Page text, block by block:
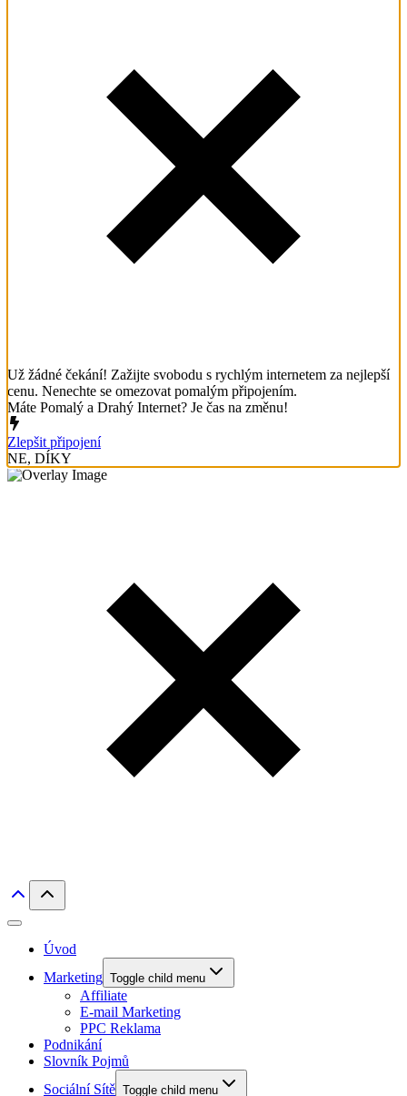
Už žádné čekání! Zažijte svobodu s rychlým internetem za nejlepší
cenu. Nenechte se omezovat pomalým připojením.
Máte Pomalý a Drahý Internet? Je čas na změnu!
Zlepšit připojení
NE, DÍKY
Úvod
Marketing Toggle child menu
Affiliate
E-mail Marketing
PPC Reklama
Podnikání
Slovník Pojmů
Sociální Sítě Toggle child menu